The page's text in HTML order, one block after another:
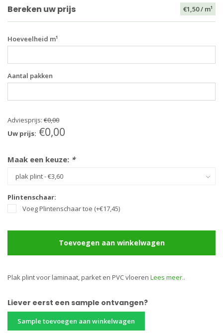
Bereken uw prijs €1,50/ m¹
Hoeveelheid m¹
Aantal pakken
Adviesprijs: €0,00
Uw prijs: €0,00
Maak een keuze: *
Plintenschaar:
Voeg Plintenschaar toe (+€17,45)
Toevoegen aan winkelwagen
Plak plint voor laminaat, parket en PVC vloeren Lees meer..
Liever eerst een sample ontvangen?
Sample toevoegen aan winkelwagen